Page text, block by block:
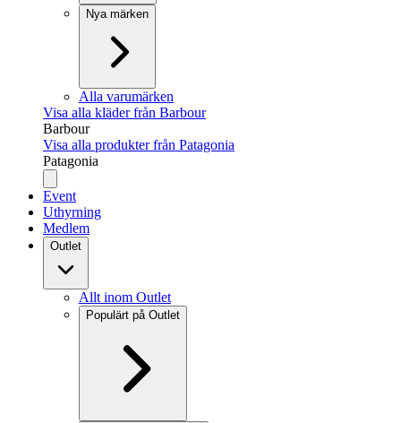
Nya märken
Alla varumärken
Visa alla kläder från Barbour
Barbour
Visa alla produkter från Patagonia
Patagonia
Event
Uthyrning
Medlem
Outlet
Allt inom Outlet
Populärt på Outlet